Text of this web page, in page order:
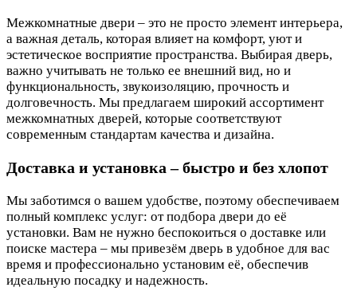
Межкомнатные двери – это не просто элемент интерьера,
а важная деталь, которая влияет на комфорт, уют и
эстетическое восприятие пространства. Выбирая дверь,
важно учитывать не только ее внешний вид, но и
функциональность, звукоизоляцию, прочность и
долговечность. Мы предлагаем широкий ассортимент
межкомнатных дверей, которые соответствуют
современным стандартам качества и дизайна.
Доставка и установка – быстро и без хлопот
Мы заботимся о вашем удобстве, поэтому обеспечиваем
полный комплекс услуг: от подбора двери до её
установки. Вам не нужно беспокоиться о доставке или
поиске мастера – мы привезём дверь в удобное для вас
время и профессионально установим её, обеспечив
идеальную посадку и надежность.